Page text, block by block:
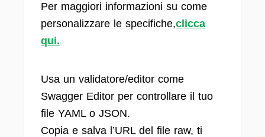
Per maggiori informazioni su come
personalizzare le specifiche,clicca
qui.
Usa un validatore/editor come
Swagger Editor per controllare il tuo
file YAML o JSON.
Copia e salva l’URL del file raw, ti